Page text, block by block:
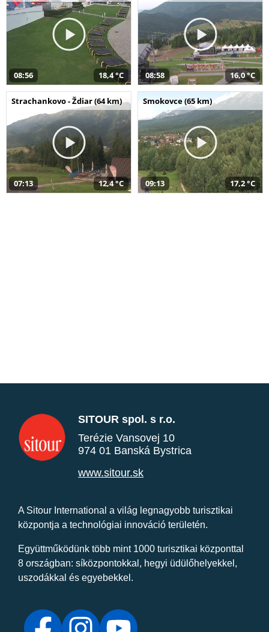
08:56 18,4 °C 08:58 16,0 °C
Strachankovo - Ždiar (64 km)
07:13 12,4 °C
Smokovce (65 km)
09:13 17,2 °C
SITOUR spol. s r.o.
Terézie Vansovej 10
974 01 Banská Bystrica
www.sitour.sk
A Sitour International a világ legnagyobb turisztikai
központja a technológiai innováció területén.
Együttműködünk több mint 1000 turisztikai központtal
8 országban: síközpontokkal, hegyi üdülőhelyekkel,
uszodákkal és egyebekkel.